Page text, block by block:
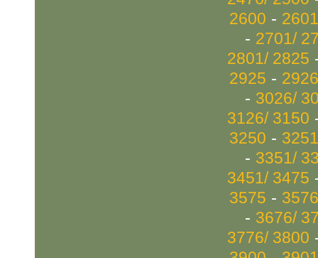
2600 -
- 2701/
2801/ 2825
2925 -
- 3026/
3126/ 3150
3250 -
- 3351/
3451/ 3475
3575 -
- 3676/
3776/ 3800